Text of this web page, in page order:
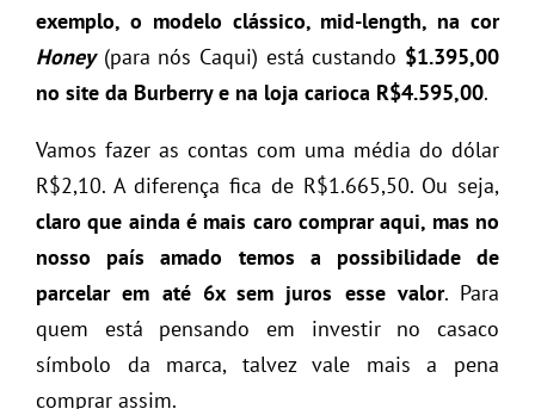
exemplo, o modelo clássico, mid-length, na cor
Honey(para nós Caqui) está custando $1.395,00
no site da Burberry e na loja carioca R$4.595,00.
Vamos fazer as contas com uma média do dólar
R$2,10. A diferença fica de R$1.665,50. Ou seja,
claro que ainda é mais caro comprar aqui, mas no
nosso país amado temos a possibilidade de
parcelar em até 6x sem juros esse valor. Para
quem está pensando em investir no casaco
símbolo da marca, talvez vale mais a pena
comprar assim.